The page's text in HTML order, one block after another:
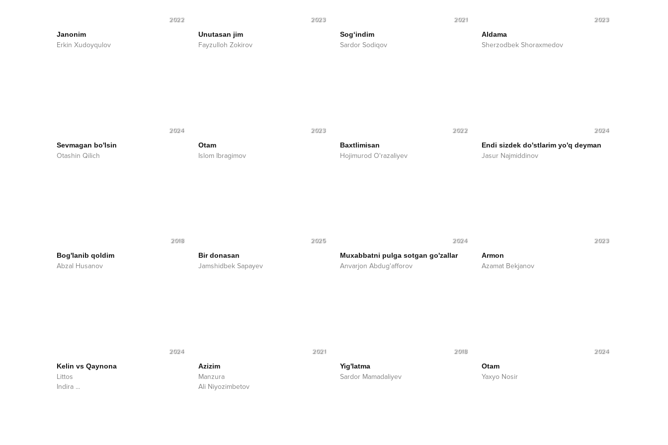
2022
Janonim
Erkin Xudoyqulov
2023
Unutasan jim
Fayzulloh Zokirov
2021
Sog‘indim
Sardor Sodiqov
2023
Aldama
Sherzodbek Shoraxmedov
2024
Sevmagan bo'lsin
Otashin Qilich
2023
Otam
Islom Ibragimov
2022
Baxtlimisan
Hojimurod O'razaliyev
2024
Endi sizdek do'stlarim yo'q deyman
Jasur Najmiddinov
2018
Bog'lanib qoldim
Abzal Husanov
2025
Bir donasan
Jamshidbek Sapayev
2024
Muxabbatni pulga sotgan go'zallar
Anvarjon Abdug'afforov
2023
Armon
Azamat Bekjanov
2024
Kelin vs Qaynona
Littos
Indira ...
2021
Azizim
Manzura
Ali Niyozimbetov
2018
Yig'latma
Sardor Mamadaliyev
2024
Otam
Yaxyo Nosir